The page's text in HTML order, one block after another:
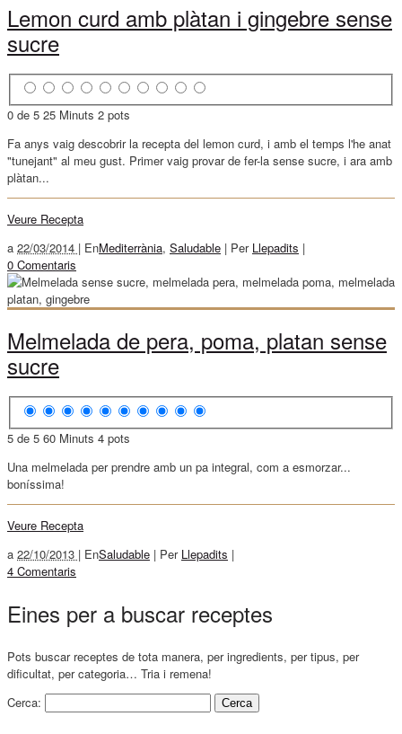
Lemon curd amb plàtan i gingebre sense
sucre
0 de 5 25 Minuts 2 pots
Fa anys vaig descobrir la recepta del lemon curd, i amb el temps l'he anat
"tunejant" al meu gust. Primer vaig provar de fer-la sense sucre, i ara amb
plàtan...
Veure Recepta
a 22/03/2014 | EnMediterrània, Saludable | Per Llepadits |
0 Comentaris
Melmelada de pera, poma, platan sense
sucre
5 de 5 60 Minuts 4 pots
Una melmelada per prendre amb un pa integral, com a esmorzar...
boníssima!
Veure Recepta
a 22/10/2013 | EnSaludable | Per Llepadits |
4 Comentaris
Eines per a buscar receptes
Pots buscar receptes de tota manera, per ingredients, per tipus, per
dificultat, per categoria… Tria i remena!
Cerca: